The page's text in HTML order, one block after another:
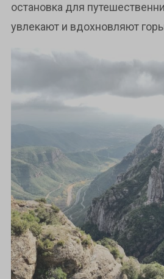
остановка для
увлекают и вдохновляют